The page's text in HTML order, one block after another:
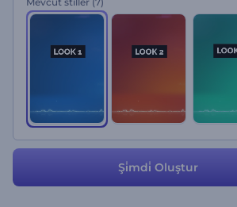
Şi̇mdi̇ Oluştur